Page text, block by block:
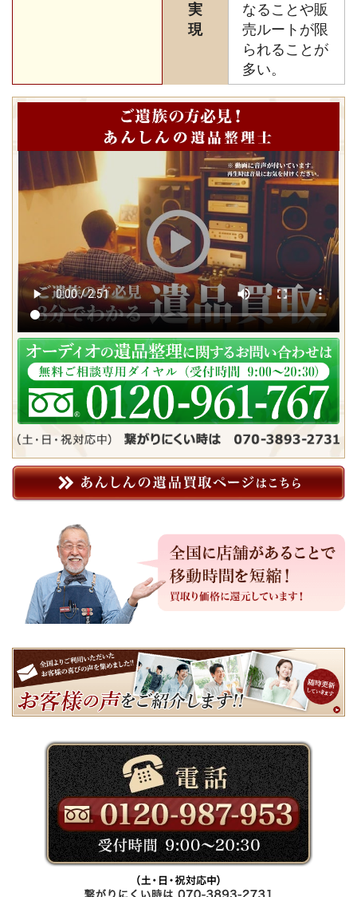
実
現
なることや販
売ルートが限
られることが
多い。